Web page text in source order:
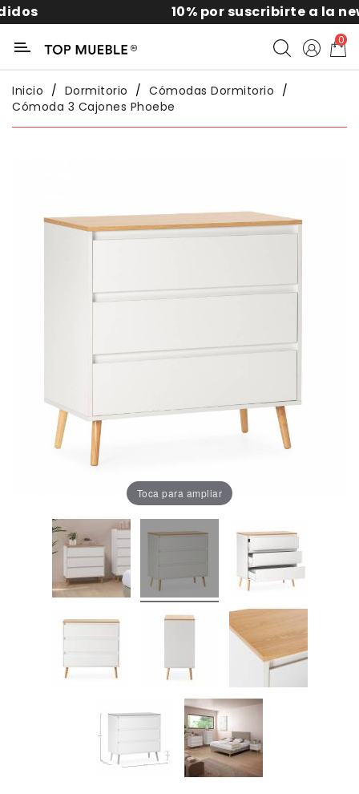
10% por suscribirte a la news
Categoría
Lámparas
0
Inicio Dormitorio
Cómodas Dormitorio
Cómoda 3 Cajones Phoebe
Toca para ampliar